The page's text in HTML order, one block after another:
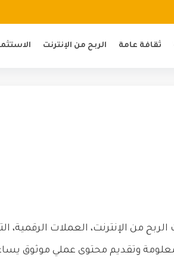
ثقافة عامة الربح من الإنترنت
من الإنترنت، العملات الرقمية،
وتقديم محتوى عملي موثوق